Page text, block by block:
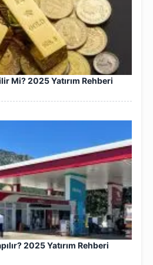
Mi? 2025 Yatırım Rehberi
2025 Yatırım Rehberi